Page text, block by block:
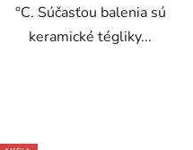
°C. Súčasťou balenia sú
keramické tégliky...